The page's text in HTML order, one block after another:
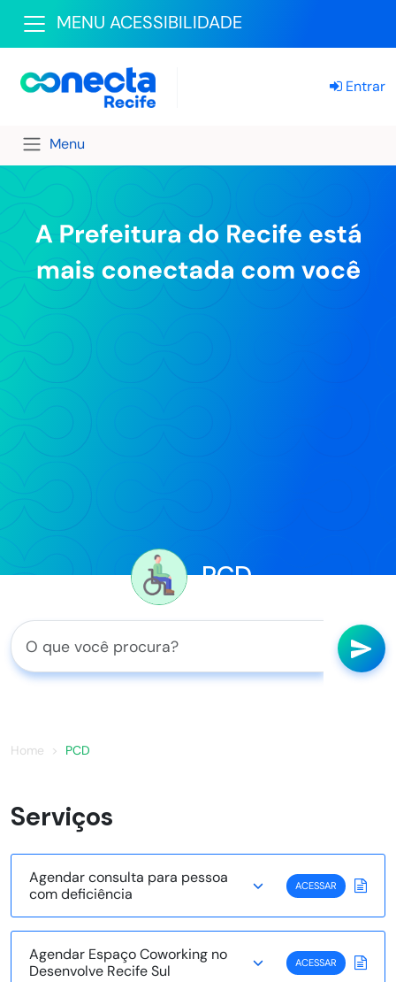
MENU ACESSIBILIDADE
Entrar
Menu
PCD
Home PCD
Serviços
Agendar consulta para pessoa
com deficiência
ACESSAR
Agendar Espaço Coworking no
Desenvolve Recife Sul
ACESSAR